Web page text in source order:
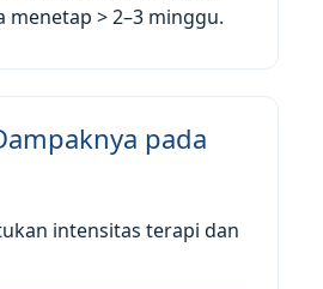
menetap > 2–3 minggu.
pada
intensitas terapi dan